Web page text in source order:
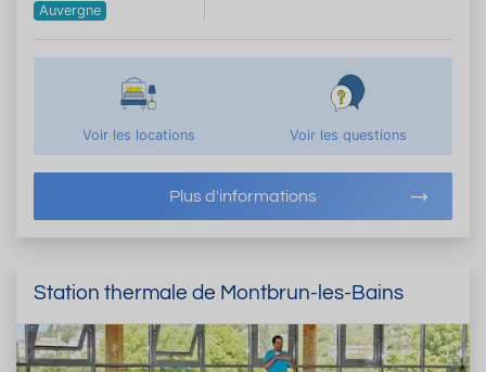
Auvergne
Voir les locations Voir les questions
Plus d'informations
Station thermale de Montbrun-les-Bains